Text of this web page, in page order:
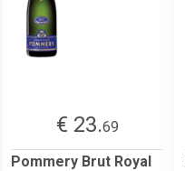
€ 23.69
Pommery Brut Royal